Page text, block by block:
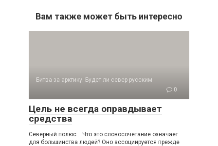
Вам также может быть интересно
Битва за арктику. Будет ли север русским
0
Цель не всегда оправдывает
средства
Северный полюс… Что это словосочетание означает
для большинства людей? Оно ассоции­руется прежде